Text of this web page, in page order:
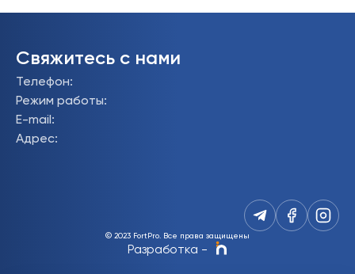
Свяжитесь с нами
Телефон:
Режим работы:
E-mail :
Адрес:
© 2023 FortPro. Все права защищены
Разработка -